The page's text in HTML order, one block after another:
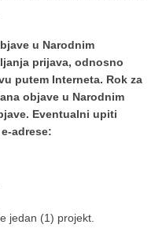
u Narodnim
prijava, odnosno
putem Interneta. Rok za
objave u Narodnim
Eventualni upiti
adrese:
jedan (1) projekt.